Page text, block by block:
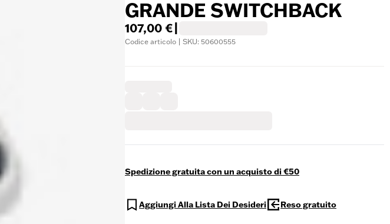
GRANDE SWITCHBACK
107,00 €
Codice articolo | SKU: 50600555
Spedizione gratuita con un acquisto di €50
Aggiungi Alla Lista Dei Desideri Reso gratuito